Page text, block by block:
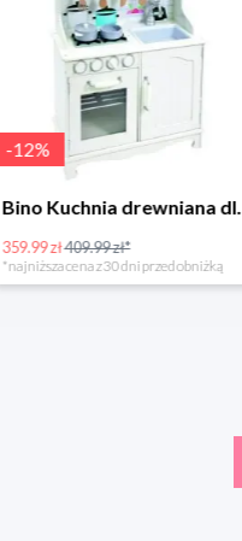
-12%
359.99 zł409.99 zł*
*najniższa cena z 30 dni przed obniżką